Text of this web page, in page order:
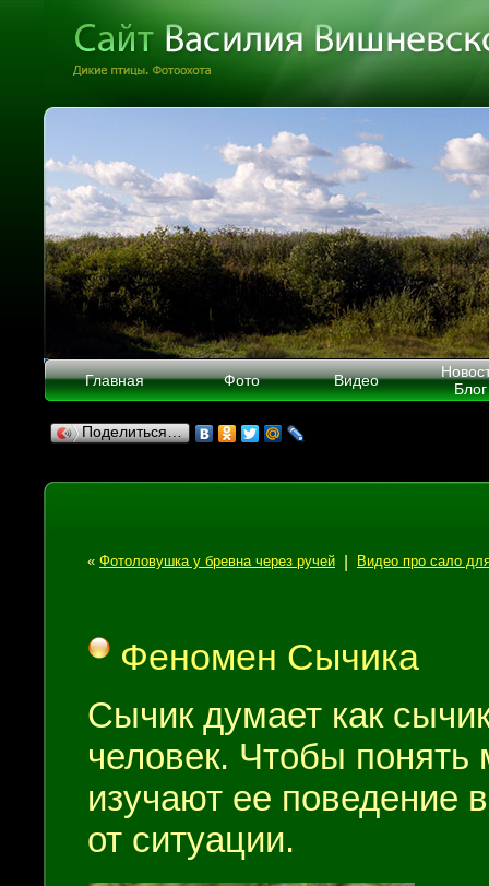
Главная Фото Видео
Блог
Поделиться…
« Фотоловушка у бревна через ручей Видео про сало
Феномен Сычика
Сычик думает как
человек. Чтобы
изучают ее поведение
от ситуации.